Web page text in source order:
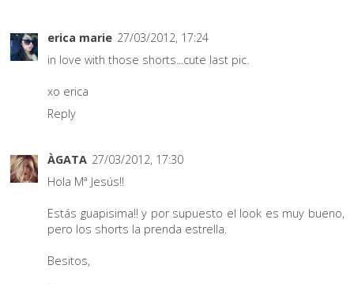
erica marie 27/03/2012, 17:24
in love with those shorts...cute last pic.
xo erica
Reply
ÀGATA 27/03/2012, 17:30
Hola Mª Jesús!!
Estás guapisima!! y por supuesto el look es muy bueno,
pero los shorts la prenda estrella.
Besitos,